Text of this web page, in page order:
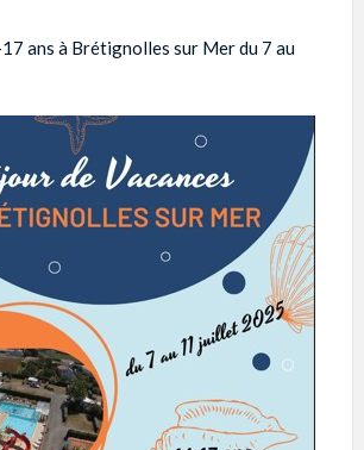
ans à Brétignolles sur Mer du 7 au